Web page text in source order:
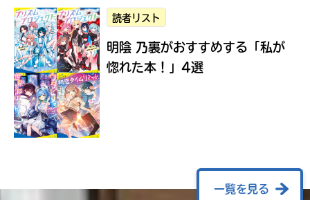
読者リスト
明陰 乃裏がおすすめする 「私が
惚れた本！」4選
一覧を見る
に
エ
も